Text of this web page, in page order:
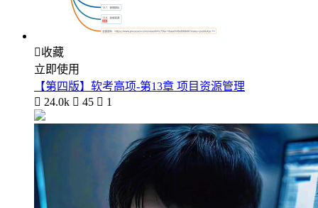
收藏
立即使用
【第四版】软考高项-第13章 项目资源管理
 24.0k  45  1